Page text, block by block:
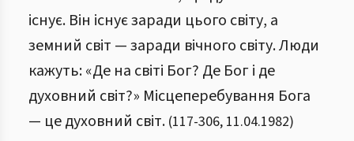
існує. Він існує заради цього світу, а
земний світ — заради вічного світу. Люди
кажуть: «Де на світі Бог? Де Бог і де
духовний світ?» Місцеперебування Бога
— це духовний світ. (117-306, 11.04.1982)